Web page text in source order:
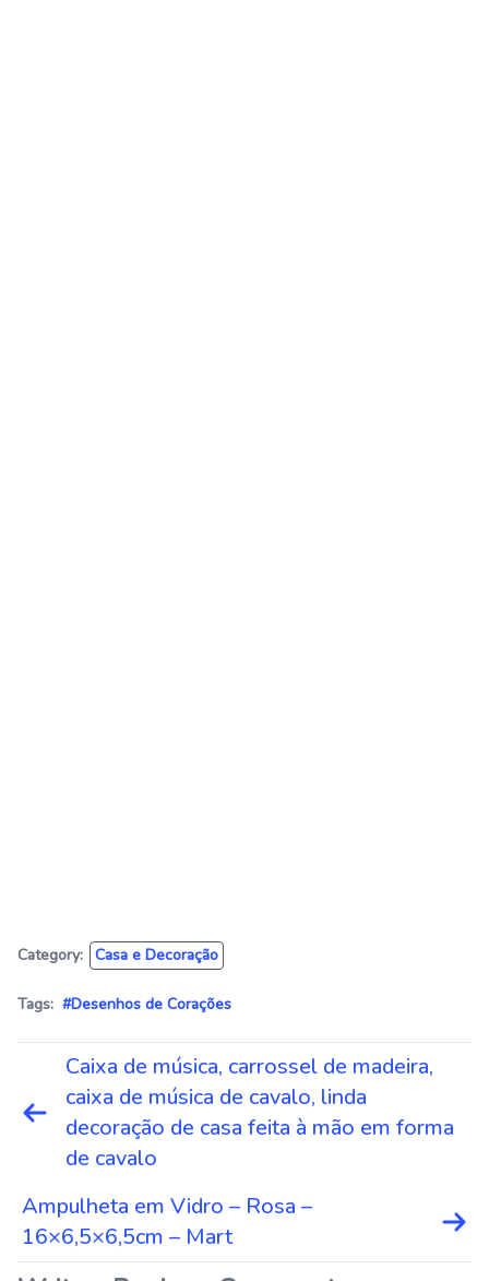
Category: Casa e Decoração
Tags: #Desenhos de Corações
Navegação
Post
Caixa de música, carrossel de madeira,
caixa de música de cavalo, linda
decoração de casa feita à mão em forma
de cavalo
Ampulheta em Vidro – Rosa –
16×6,5×6,5cm – Mart